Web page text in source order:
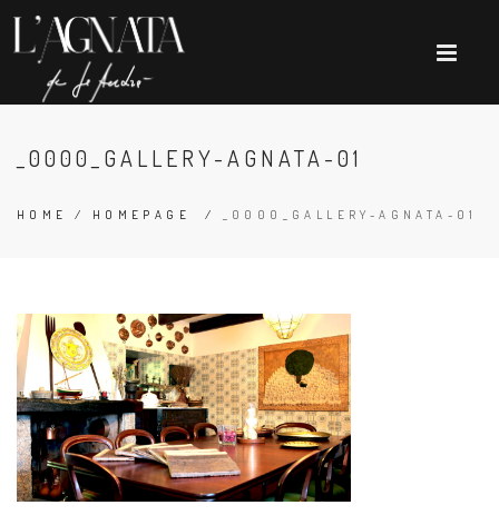
_0000_GALLERY-AGNATA-01
HOME / HOMEPAGE / _0000_GALLERY-AGNATA-01